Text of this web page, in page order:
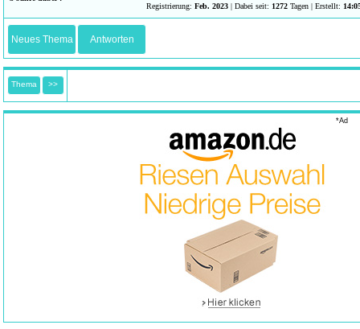
Registrierung: Feb. 2023 | Dabei seit: 1272 Tagen | Erstellt:
Neues Thema Antworten
Thema >>
*Ad